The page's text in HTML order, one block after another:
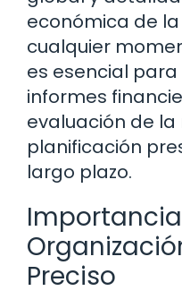
económica de
cualquier
es esencial
informes
evaluación de
planificación
largo plazo.
Preciso